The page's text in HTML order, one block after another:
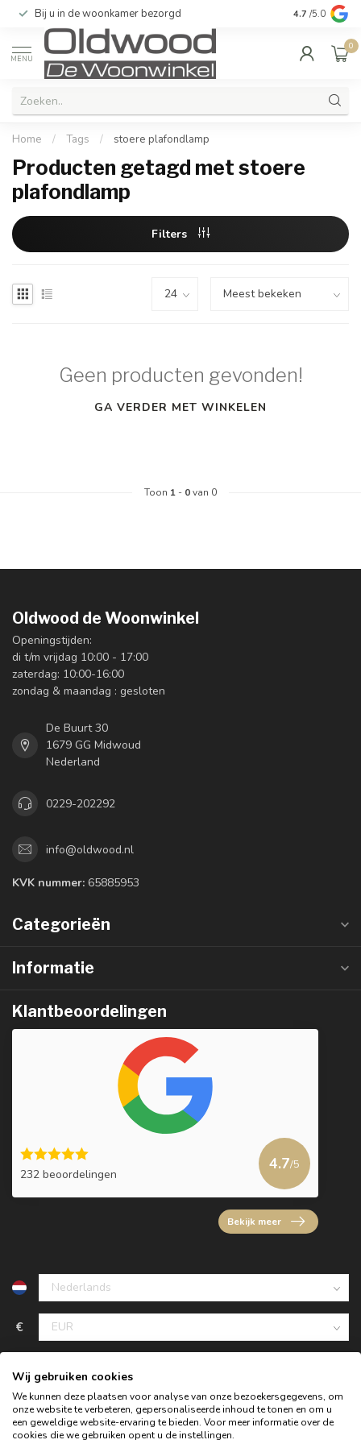
Bij u in de woonkamer bezorgd Kwaliteit &
4.7 /5.0
MENU
0
Home / Tags / stoere plafondlamp
Producten getagd met stoere
plafondlamp
Filters
Geen producten gevonden!
GA VERDER MET WINKELEN
Toon 1 - 0van 0
Oldwood de Woonwinkel
Openingstijden:
di t/m vrijdag 10:00 - 17:00
zaterdag: 10:00-16:00
zondag & maandag : gesloten
De Buurt 30
1679 GG Midwoud
Nederland
0229-202292
info@oldwood.nl
KVK nummer: 65885953
Categorieën
Informatie
Klantbeoordelingen
232 beoordelingen
4.7/5
Bekijk meer
€
Wij gebruiken cookies
We kunnen deze plaatsen voor analyse van onze bezoekersgegevens, om
onze website te verbeteren, gepersonaliseerde inhoud te tonen en om u
een geweldige website-ervaring te bieden. Voor meer informatie over de
cookies die we gebruiken opent u de instellingen.